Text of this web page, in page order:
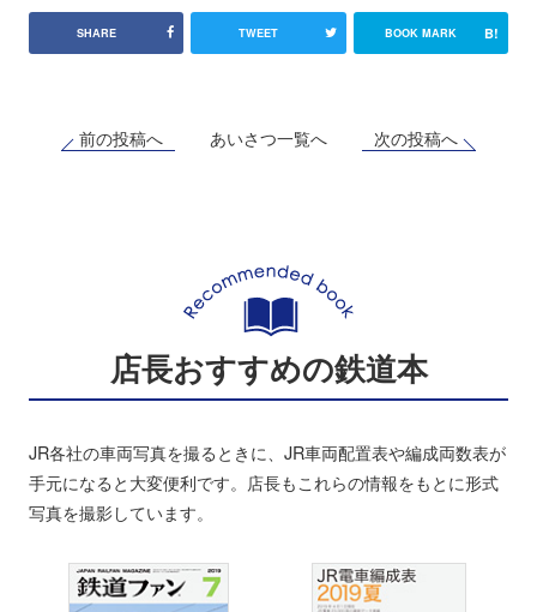
SHARE TWEET BOOK MARK B!
前の投稿へ あいさつ一覧へ 次の投稿へ
店長おすすめの鉄道本
JR各社の車両写真を撮るときに、JR車両配置表や編成両数表が
手元になると大変便利です。店長もこれらの情報をもとに形式
写真を撮影しています。